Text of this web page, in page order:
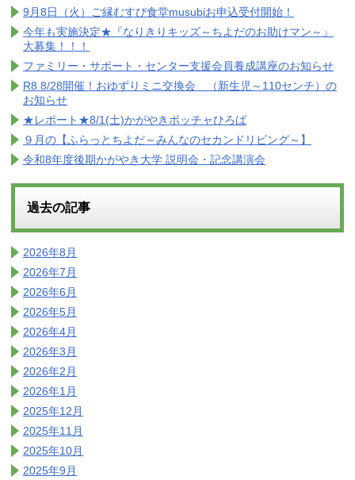
9月8日（火）ご縁むすび食堂musubiお申込受付開始！
今年も実施決定★『なりきりキッズ～ちよだのお助けマン～』
大募集！！！
ファミリー・サポート・センター支援会員養成講座のお知らせ
R8 8/28開催！おゆずりミニ交換会 （新生児～110センチ）の
お知らせ
★レポート★8/1(土)かがやきボッチャひろば
９月の【ふらっとちよだ～みんなのセカンドリビング～】
令和8年度後期かがやき大学 説明会・記念講演会
過去の記事
2026年8月
2026年7月
2026年6月
2026年5月
2026年4月
2026年3月
2026年2月
2026年1月
2025年12月
2025年11月
2025年10月
2025年9月